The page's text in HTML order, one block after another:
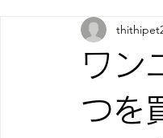
ワン
つを